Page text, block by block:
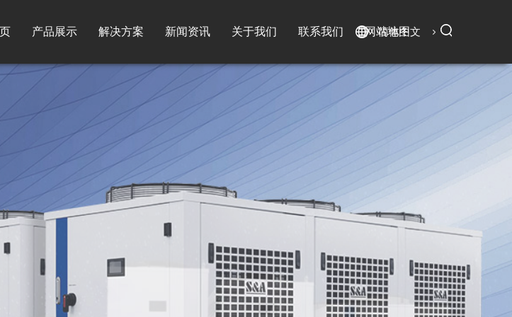
简体中文
产品展示 解决方案 新闻资讯 关于我们 联系我们 网站地图